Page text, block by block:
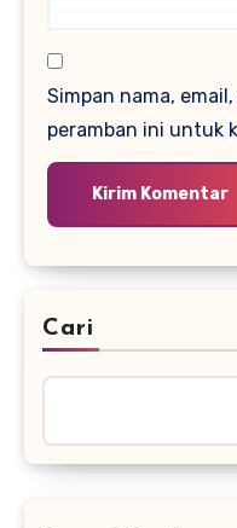
Simpan nama,
peramban ini untuk
Cari